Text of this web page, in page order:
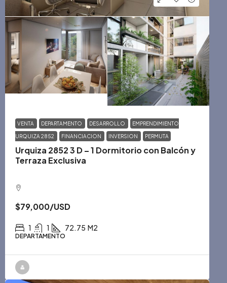
VENTA DEPARTAMENTO DESARROLLO EMPRENDIMIENTO
URQUIZA 2852 FINANCIACION INVERSION PERMUTA
Urquiza 2852 3 D – 1 Dormitorio con Balcón y
Terraza Exclusiva
$79,000/USD
1 1 72.75 M2
DEPARTAMENTO